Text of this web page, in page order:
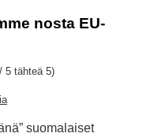
nosta EU-
/ 5 tähteä 5)
suomalaiset